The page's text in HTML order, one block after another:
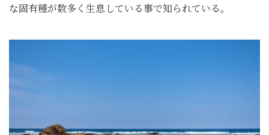
な固有種が数多く生息している事で知られている。